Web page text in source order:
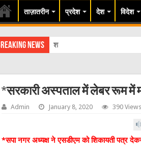
ताज़ातरीन प्रदेश देश विदेश
News श्रावण मास को लेकर
*सरकारी अस्पताल में लेबर रूम में
Admin January 8, 2020 390 Views
*सपा नगर अध्यक्ष ने एसडीएम को शिकायती पत्र देकर